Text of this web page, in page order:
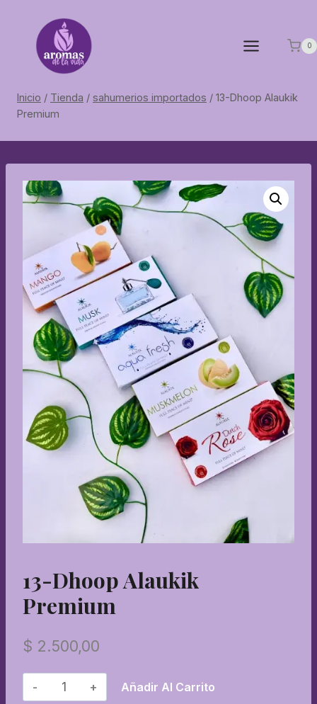
contenido
0
Inicio / Tienda / sahumerios importados / 13-Dhoop Alaukik
Premium
13-Dhoop Alaukik
Premium
$ 2.500,00
13-
Dhoop
Añadir Al Carrito